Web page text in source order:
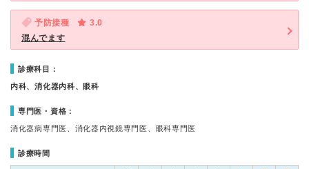
予防接種
3.0
混んでます
診療科目：
内科、消化器内科、眼科
専門医・資格：
消化器病専門医、消化器内視鏡専門医、眼科専門医
診療時間